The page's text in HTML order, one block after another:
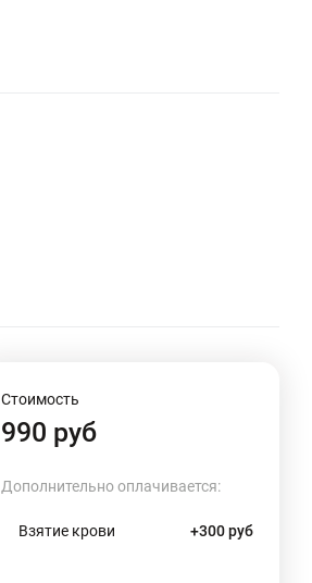
Стоимость
990 руб
Дополнительно оплачивается:
Взятие крови +300 руб